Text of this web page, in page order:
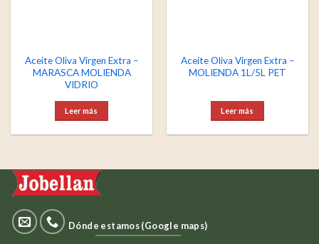
Aceite Oliva Virgen Extra –
MARASCA MOLIENDA
VIDRIO
Leer más
Aceite Oliva Virgen Extra –
MOLIENDA 1L/5L PET
Leer más
Dónde estamos (Google maps)